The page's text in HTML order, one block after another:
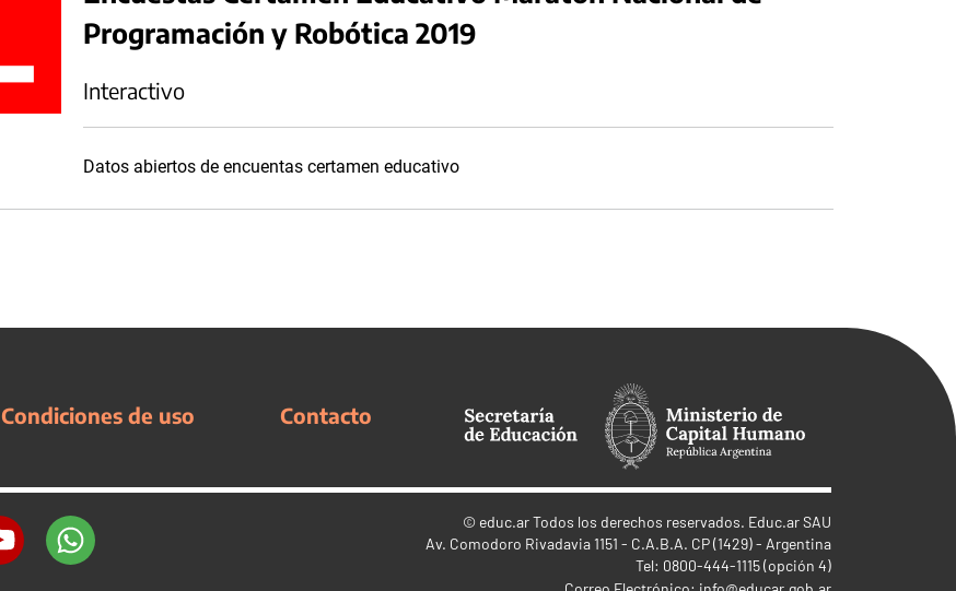
Programación y Robótica 2019
Interactivo
Datos abiertos de encuentas certamen educativo
Condiciones de uso Contacto
© educ.arTodos los derechos reservados. Educ.ar SAU
Av. Comodoro Rivadavia 1151 - C.A.B.A. CP (1429) - Argentina
Tel: 0800-444-1115 (opción 4)